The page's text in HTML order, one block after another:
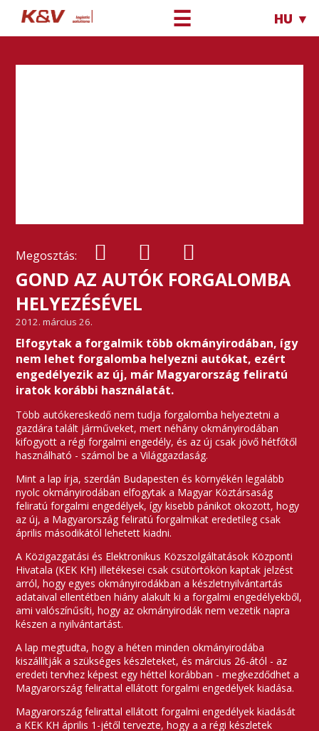
☰ HU ▼
Megosztás:
GOND AZ AUTÓK FORGALOMBA
HELYEZÉSÉVEL
2012. március 26.
Elfogytak a forgalmik több okmányirodában, így
nem lehet forgalomba helyezni autókat, ezért
engedélyezik az új, már Magyarország feliratú
iratok korábbi használatát.
Több autókereskedő nem tudja forgalomba helyeztetni a
gazdára talált járműveket, mert néhány okmányirodában
kifogyott a régi forgalmi engedély, és az új csak jövő hétfőtől
használható - számol be a Világgazdaság.
Mint a lap írja, szerdán Budapesten és környékén legalább
nyolc okmányirodában elfogytak a Magyar Köztársaság
feliratú forgalmi engedélyek, így kisebb pánikot okozott, hogy
az új, a Magyarország feliratú forgalmikat eredetileg csak
április másodikától lehetett kiadni.
A Közigazgatási és Elektronikus Közszolgáltatások Központi
Hivatala (KEK KH) illetékesei csak csütörtökön kaptak jelzést
arról, hogy egyes okmányirodákban a készletnyilvántartás
adataival ellentétben hiány alakult ki a forgalmi engedélyekből,
ami valószínűsíti, hogy az okmányirodák nem vezetik napra
készen a nyilvántartást.
A lap megtudta, hogy a héten minden okmányirodába
kiszállítják a szükséges készleteket, és március 26-ától - az
eredeti tervhez képest egy héttel korábban - megkezdődhet a
Magyarország felirattal ellátott forgalmi engedélyek kiadása.
Magyarország felirattal ellátott forgalmi engedélyek kiadását
a KEK KH április 1-jétől tervezte, hogy a a régi készletek